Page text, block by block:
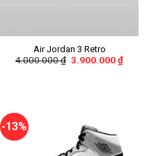
Air Jordan 3 Retro
4.000.000₫ 3.900.000₫
-13%